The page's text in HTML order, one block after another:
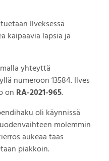
tuetaan Ilveksessä
kaipaavia lapsia ja
yhteyttä
numeroon 13584. Ilves
on RA-2021-965.
oli käynnissä
molemmin
aukeaa taas
piakkoin.